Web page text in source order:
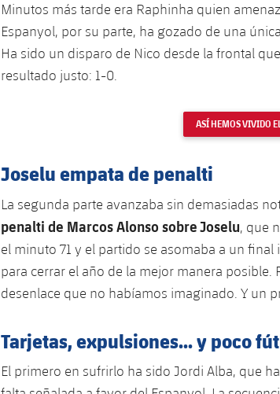
Minutos más tarde era Raphinha quien
Espanyol, por su parte, ha gozado de una
Ha sido un disparo de Nico desde la frontal
resultado justo: 1-0.
ASÍ HEMOS VIVIDO
Joselu empata de penalti
La segunda parte avanzaba sin demasiadas
penalti de Marcos Alonso sobre Joselu, que
el minuto 71 y el partido se asomaba a un
para cerrar el año de la mejor manera
desenlace que no habíamos imaginado. Y un
Tarjetas, expulsiones... y poco
El primero en sufrirlo ha sido Jordi Alba, que